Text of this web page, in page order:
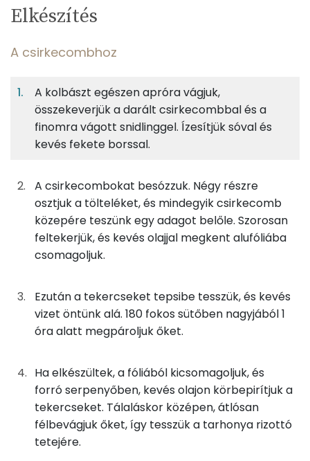
Egy
adagban
12%
A csirkecombhoz
250gcsirkecomb
25g parasztkolbász
113 kcal
45g snidling
14 kcal
0gsó
0 kcal
0gbors
A rizottóhoz
38gtarhonya
139 kcal
11gpetrezselyem
TÁPANYAGTARTALOM
12%
Fehérje
10%
Szénhidrát
18%
Zsír
60%
Víz
TOP ásványi anyagok
Nátrium
Foszfor
Kálcium
Szelén
TOP vitaminok
C vitamin:
Niacin - B3 vitamin:
Elkészítés
A csirkecombhoz
A kolbászt egészen apróra vágjuk,
összekeverjük a darált csirkecombbal és a
finomra vágott snidlinggel. Ízesítjük sóval és
kevés fekete borssal.
A csirkecombokat besózzuk. Négy részre
osztjuk a tölteléket, és mindegyik csirkecomb
közepére teszünk egy adagot belőle. Szorosan
feltekerjük, és kevés olajjal megkent alufóliába
csomagoljuk.
Ezután a tekercseket tepsibe tesszük, és kevés
vizet öntünk alá. 180 fokos sütőben nagyjából 1
óra alatt megpároljuk őket.
Ha elkészültek, a fóliából kicsomagoljuk, és
forró serpenyőben, kevés olajon körbepirítjuk a
tekercseket. Tálaláskor középen, átlósan
félbevágjuk őket, így tesszük a tarhonya rizottó
tetejére.